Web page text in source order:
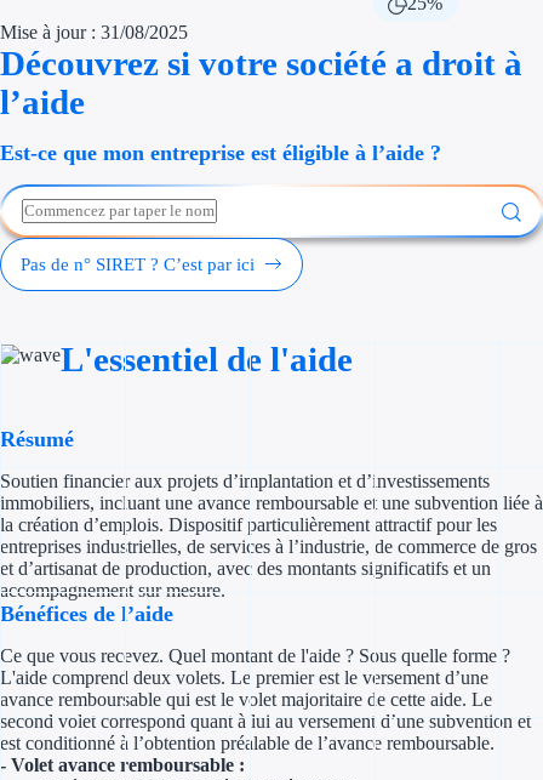
Création
Cession
Type de financements
Subventions
Concours
Réduction des
Investir dans
Aides Fiscales et
Mise à jour : 31/08/2025
Découvrez si votre société a droit à
l’aide
Est-ce que mon entreprise est éligible à l’aide ?
Pas de n° SIRET ? C’est par ici
L'essentiel de l'aide
Résumé
Soutien financier aux projets d’implantation et d’investissements
immobiliers, incluant une avance remboursable et une subvention liée à
la création d’emplois. Dispositif particulièrement attractif pour les
entreprises industrielles, de services à l’industrie, de commerce de gros
et d’artisanat de production, avec des montants significatifs et un
accompagnement sur mesure.
Bénéfices de l’aide
Ce que vous recevez. Quel montant de l'aide ? Sous quelle forme ?
L'aide comprend deux volets. Le premier est le versement d’une
avance remboursable qui est le volet majoritaire de cette aide. Le
second volet correspond quant à lui au versement d’une subvention et
est conditionné à l’obtention préalable de l’avance remboursable.
- Volet avance remboursable :